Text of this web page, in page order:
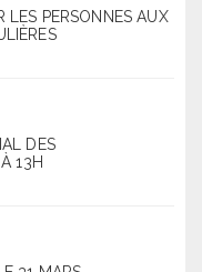
LES PERSONNES AUX
DES
13H